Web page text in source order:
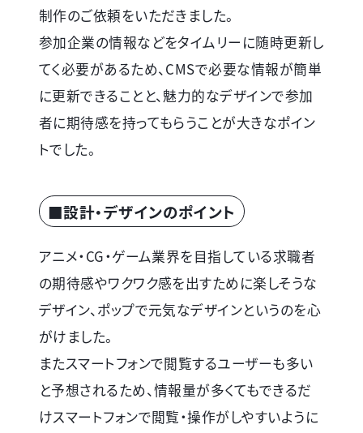
制作のご依頼をいただきました。
参加企業の情報などをタイムリーに随時更新し
てく必要があるため、CMSで必要な情報が簡単
に更新できることと、魅力的なデザインで参加
者に期待感を持ってもらうことが大きなポイン
トでした。
■設計・デザインのポイント
アニメ・CG・ゲーム業界を目指している求職者
の期待感やワクワク感を出すために楽しそうな
デザイン、ポップで元気なデザインというのを心
がけました。
またスマートフォンで閲覧するユーザーも多い
と予想されるため、情報量が多くてもできるだ
けスマートフォンで閲覧・操作がしやすいように